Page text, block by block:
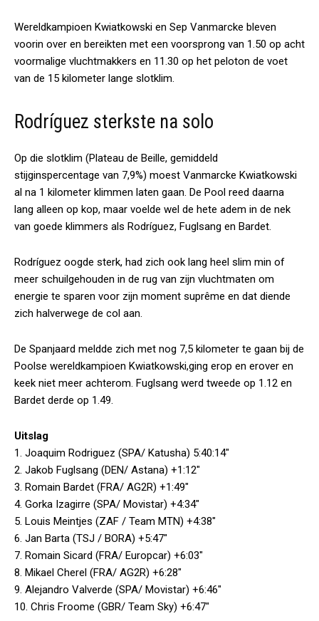
Wereldkampioen Kwiatkowski en Sep Vanmarcke bleven
voorin over en bereikten met een voorsprong van 1.50 op acht
voormalige vluchtmakkers en 11.30 op het peloton de voet
van de 15 kilometer lange slotklim.
Rodríguez sterkste na solo
Op die slotklim (Plateau de Beille, gemiddeld
stijginspercentage van 7,9%) moest Vanmarcke Kwiatkowski
al na 1 kilometer klimmen laten gaan. De Pool reed daarna
lang alleen op kop, maar voelde wel de hete adem in de nek
van goede klimmers als Rodríguez, Fuglsang en Bardet.
Rodríguez oogde sterk, had zich ook lang heel slim min of
meer schuilgehouden in de rug van zijn vluchtmaten om
energie te sparen voor zijn moment suprême en dat diende
zich halverwege de col aan.
De Spanjaard meldde zich met nog 7,5 kilometer te gaan bij de
Poolse wereldkampioen Kwiatkowski,ging erop en erover en
keek niet meer achterom. Fuglsang werd tweede op 1.12 en
Bardet derde op 1.49.
Uitslag
1. Joaquim Rodriguez (SPA/ Katusha) 5:40:14″
2. Jakob Fuglsang (DEN/ Astana) +1:12″
3. Romain Bardet (FRA/ AG2R) +1:49″
4. Gorka Izagirre (SPA/ Movistar) +4:34″
5. Louis Meintjes (ZAF / Team MTN) +4:38″
6. Jan Barta (TSJ / BORA) +5:47″
7. Romain Sicard (FRA/ Europcar) +6:03″
8. Mikael Cherel (FRA/ AG2R) +6:28″
9. Alejandro Valverde (SPA/ Movistar) +6:46″
10. Chris Froome (GBR/ Team Sky) +6:47″